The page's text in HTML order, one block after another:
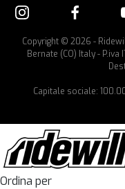
Copyright © 2026 -
Bernate (CO) Italy - P.iva
Capitale sociale:
Ordina per